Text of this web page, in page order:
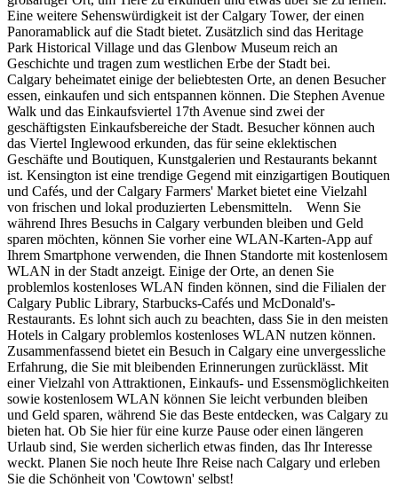
Eine weitere Sehenswürdigkeit ist der Calgary Tower, der einen
Panoramablick auf die Stadt bietet. Zusätzlich sind das Heritage
Park Historical Village und das Glenbow Museum reich an
Geschichte und tragen zum westlichen Erbe der Stadt bei.
Calgary beheimatet einige der beliebtesten Orte, an denen Besucher
essen, einkaufen und sich entspannen können. Die Stephen Avenue
Walk und das Einkaufsviertel 17th Avenue sind zwei der
geschäftigsten Einkaufsbereiche der Stadt. Besucher können auch
das Viertel Inglewood erkunden, das für seine eklektischen
Geschäfte und Boutiquen, Kunstgalerien und Restaurants bekannt
ist. Kensington ist eine trendige Gegend mit einzigartigen Boutiquen
und Cafés, und der Calgary Farmers' Market bietet eine Vielzahl
von frischen und lokal produzierten Lebensmitteln. Wenn Sie
während Ihres Besuchs in Calgary verbunden bleiben und Geld
sparen möchten, können Sie vorher eine WLAN-Karten-App auf
Ihrem Smartphone verwenden, die Ihnen Standorte mit kostenlosem
WLAN in der Stadt anzeigt. Einige der Orte, an denen Sie
problemlos kostenloses WLAN finden können, sind die Filialen der
Calgary Public Library, Starbucks-Cafés und McDonald's-
Restaurants. Es lohnt sich auch zu beachten, dass Sie in den meisten
Hotels in Calgary problemlos kostenloses WLAN nutzen können.
Zusammenfassend bietet ein Besuch in Calgary eine unvergessliche
Erfahrung, die Sie mit bleibenden Erinnerungen zurücklässt. Mit
einer Vielzahl von Attraktionen, Einkaufs- und Essensmöglichkeiten
sowie kostenlosem WLAN können Sie leicht verbunden bleiben
und Geld sparen, während Sie das Beste entdecken, was Calgary zu
bieten hat. Ob Sie hier für eine kurze Pause oder einen längeren
Urlaub sind, Sie werden sicherlich etwas finden, das Ihr Interesse
weckt. Planen Sie noch heute Ihre Reise nach Calgary und erleben
Sie die Schönheit von 'Cowtown' selbst!